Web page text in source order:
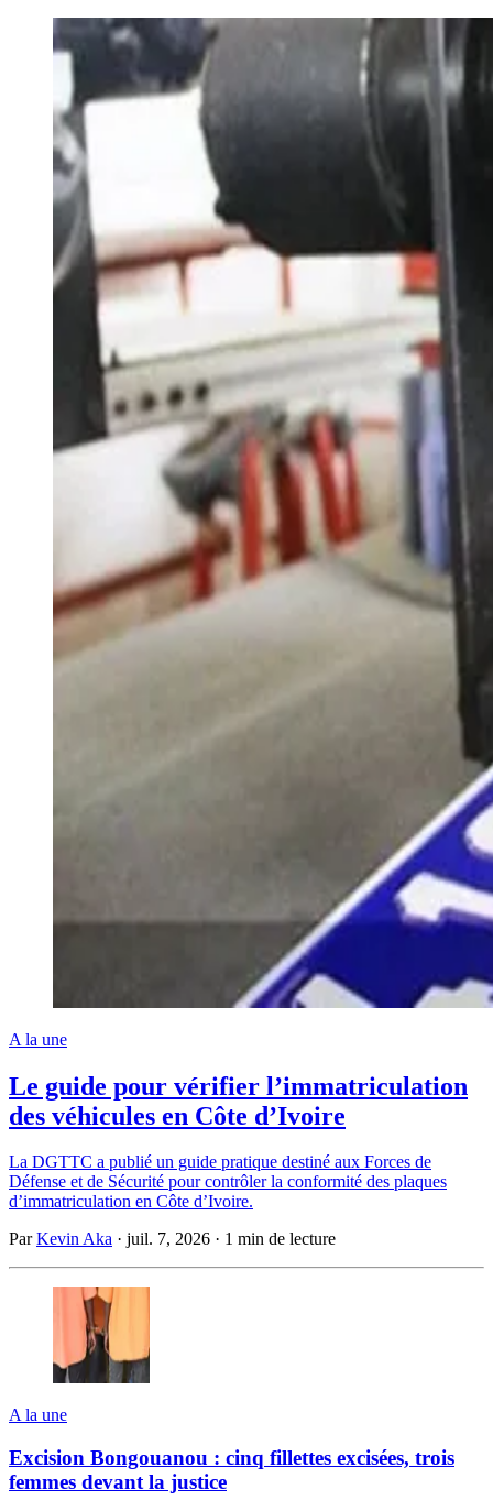
A la une
Le guide pour vérifier l’immatriculation
des véhicules en Côte d’Ivoire
La DGTTC a publié un guide pratique destiné aux Forces de
Défense et de Sécurité pour contrôler la conformité des plaques
d’immatriculation en Côte d’Ivoire.
ParKevin Aka · juil. 7, 2026 · 1 min de lecture
A la une
Excision Bongouanou : cinq fillettes excisées, trois
femmes devant la justice